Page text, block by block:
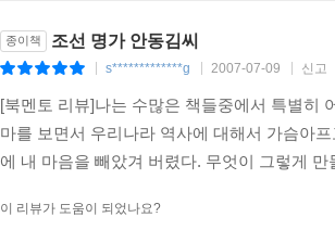
종이책 조선 명가 안동김씨
s*************g 2007-07-09 신고
[북멘토 리뷰]나는 수많은 책들중에서 특별히
마를 보면서 우리나라 역사에 대해서 가슴아
에 내 마음을 빼았겨 버렸다. 무엇이 그렇게
이 리뷰가 도움이 되었나요?